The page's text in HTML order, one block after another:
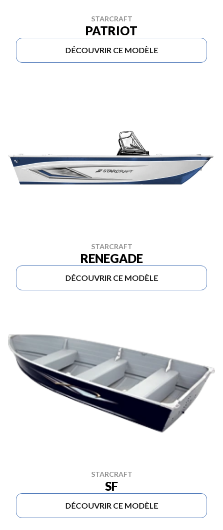
STARCRAFT
PATRIOT
DÉCOUVRIR CE MODÈLE
STARCRAFT
RENEGADE
DÉCOUVRIR CE MODÈLE
STARCRAFT
SF
DÉCOUVRIR CE MODÈLE